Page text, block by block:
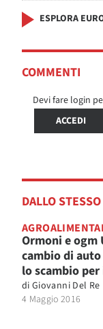
ESPLORA
COMMENTI
Devi fare login
ACCEDI
DALLO
Ormoni e ogm
cambio di auto
lo scambio
di Giovanni Del Re
4 Maggio 2016